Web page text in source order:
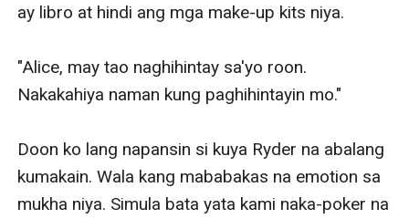
ay libro at hindi ang mga make-up kits niya.
"Alice, may tao naghihintay sa'yo roon.
Nakakahiya naman kung paghihintayin mo."
Doon ko lang napansin si kuya Ryder na abalang
kumakain. Wala kang mababakas na emotion sa
mukha niya. Simula bata yata kami naka-poker na